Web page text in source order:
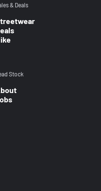
& Deals
Stock